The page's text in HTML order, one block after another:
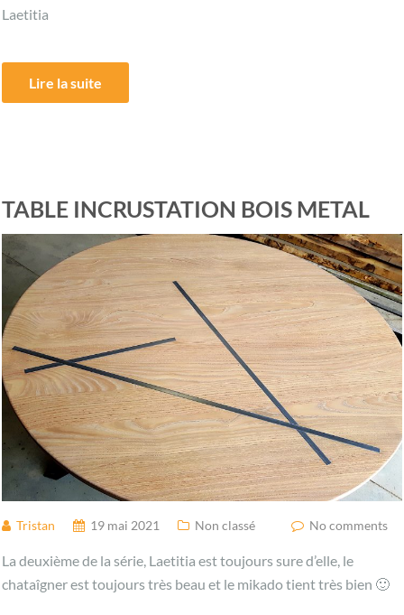
Laetitia
Lire la suite
TABLE INCRUSTATION BOIS METAL
Tristan 19 mai 2021 Non classé No comments
La deuxième de la série, Laetitia est toujours sure d’elle, le
chataîgner est toujours très beau et le mikado tient très bien 🙂